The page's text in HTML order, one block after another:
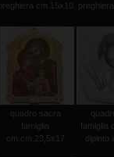
cm.15x10
quadro sacra
famiglia
cm.cm.23,5x17
famiglia
dipinto